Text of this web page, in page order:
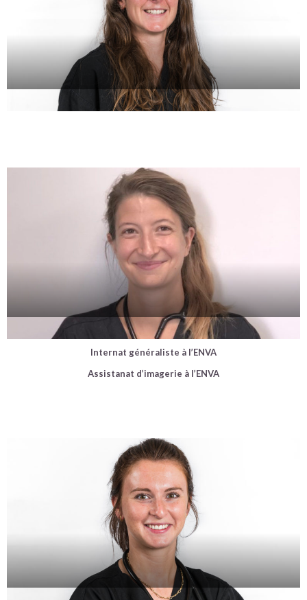
Dr Jessica Wucher
Dr Cécile Roumilhac
Internat généraliste à l’ENVA
Assistanat d’imagerie à l’ENVA